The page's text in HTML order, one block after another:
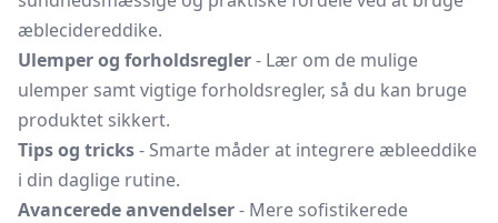
æblecidereddike.
Ulemper og forholdsregler- Lær om de mulige
ulemper samt vigtige forholdsregler, så du kan bruge
produktet sikkert.
Tips og tricks- Smarte måder at integrere æbleeddike
i din daglige rutine.
Avancerede anvendelser- Mere sofistikerede